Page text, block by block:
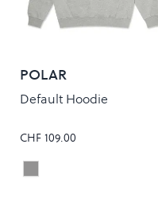
POLAR
Default Hoodie
CHF 109.00
Colour
Heather Grey